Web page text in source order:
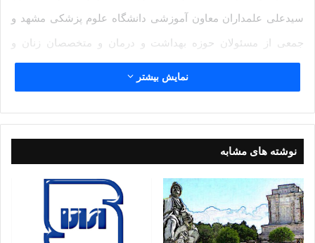
سیدعلی علمداران معاون آموزشی دانشگاه علوم پزشکی مشهد و
جمعی از مسئولان حوزه بهداشت و درمان و متخصصان زنان و
زایمان سراسر کشور در تالار همایش‌های هتل میثاق مشهد برگزار
شد.
برگزاری پنل‌های تخصصی، جلسات هم‌اندیشی متخصصان حوزه زنان
و زایمان و بررسی مدل‌های تعاملی هوش مصنوعی و فناوری‌های
سلامت از محورهای این کنگره دوروزه است.
هوش مصنوعی، چراغ راهنمای پزشکان در عصر جدید
نمایش بیشتر
نوشته های مشابه